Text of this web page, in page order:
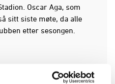
Oscar Aga, som
sitt siste møte, da alle
etter sesongen.